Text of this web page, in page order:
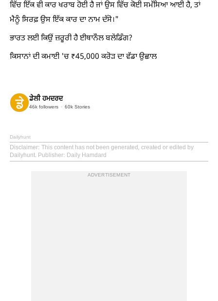
ਵਿੱਚ ਇੱਕ ਵੀ ਕਾਰ ਖਰਾਬ ਹੋਈ ਹੈ ਜਾਂ ਉਸ ਵਿੱਚ ਕੋਈ ਸਮੱਸਿਆ ਆਈ ਹੈ, ਤਾਂ
ਮੈਨੂੰ ਸਿਰਫ਼ ਉਸ ਇੱਕ ਕਾਰ ਦਾ ਨਾਮ ਦੱਸੋ।"
ਭਾਰਤ ਲਈ ਕਿਉਂ ਜ਼ਰੂਰੀ ਹੈ ਈਥਾਨੌਲ ਬਲੇਂਡਿੰਗ?
ਕਿਸਾਨਾਂ ਦੀ ਕਮਾਈ 'ਚ ₹45,000 ਕਰੋੜ ਦਾ ਵੱਡਾ ਉਛਾਲ
ਡੇਲੀ ਹਮਦਰਦ
46k followers 60k Stories
Dailyhunt
Disclaimer: This content has not been generated, created or edited by
Dailyhunt. Publisher: Daily Hamdard
ADVERTISEMENT